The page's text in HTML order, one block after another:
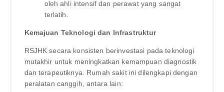
oleh ahli intensif dan perawat yang sangat
terlatih.
Kemajuan Teknologi dan Infrastruktur
RSJHK secara konsisten berinvestasi pada teknologi
mutakhir untuk meningkatkan kemampuan diagnostik
dan terapeutiknya. Rumah sakit ini dilengkapi dengan
peralatan canggih, antara lain: